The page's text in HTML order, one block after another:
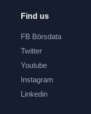
Find us
FB Börsdata
Twitter
Youtube
Instagram
Linkedin